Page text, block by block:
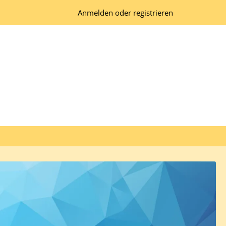
Anmelden oder registrieren